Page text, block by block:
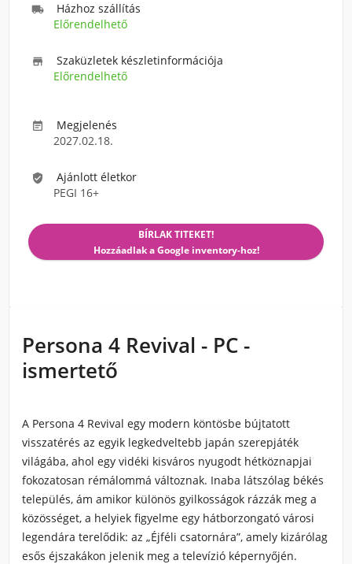

Házhoz szállítás
Előrendelhető

Szaküzletek készletinformációja
Előrendelhető

Megjelenés
2027.02.18.

Ajánlott életkor
PEGI 16+
BÍRLAK TITEKET!
Hozzáadlak a Google inventory-hoz!
Persona 4 Revival - PC -
ismertető
A Persona 4 Revival egy modern köntösbe bújtatott
visszatérés az egyik legkedveltebb japán szerepjáték
világába, ahol egy vidéki kisváros nyugodt hétköznapjai
fokozatosan rémálommá változnak. Inaba látszólag békés
település, ám amikor különös gyilkosságok rázzák meg a
közösséget, a helyiek figyelme egy hátborzongató városi
legendára terelődik: az „Éjféli csatornára”, amely kizárólag
esős éjszakákon jelenik meg a televízió képernyőjén.